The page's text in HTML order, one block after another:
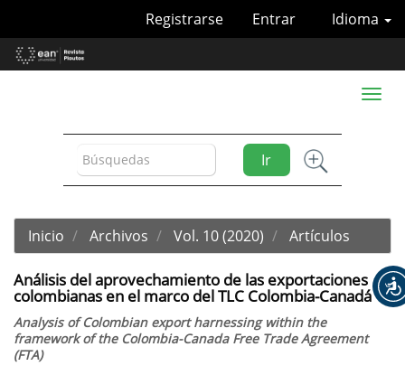
Contenido
principal
Idioma
Registrarse Entrar
Ir
Toggle
Inicio Archivos Vol. 10 (2020) Artículos
Análisis del aprovechamiento de las exportaciones
colombianas en el marco del TLC Colombia-Canadá
Analysis of Colombian export harnessing within the
framework of the Colombia-Canada Free Trade Agreement
(FTA)